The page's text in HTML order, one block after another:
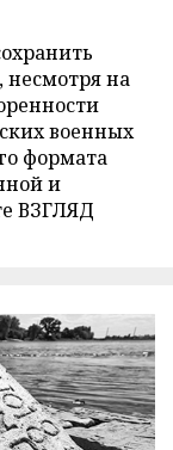
несмотря на
военных
формата
и
ВЗГЛЯД